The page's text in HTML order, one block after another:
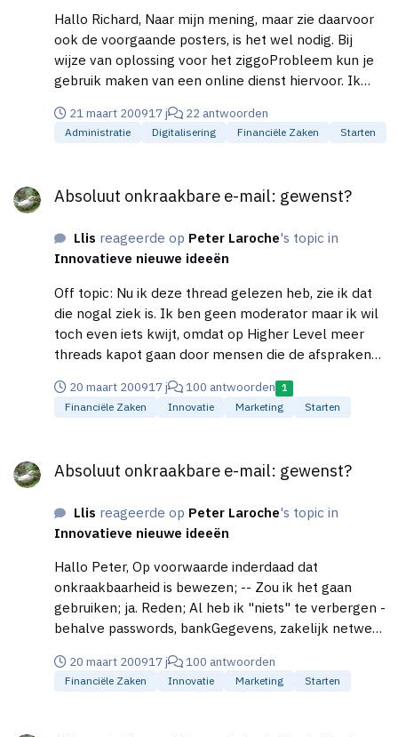
Hallo Richard, Naar mijn mening, maar zie daarvoor
ook de voorgaande posters, is het wel nodig. Bij
wijze van oplossing voor het ziggoProbleem kun je
gebruik maken van een online dienst hiervoor. Ik
googleTreffer: http://www.combell.com/nl/fax/faq/
Je krijgt dan een nummer uit je eigen regio. Maar
gebruikers.nl/forum/showthread.php?
Succes. Mvrgr Liset Karman
21 maart 200917 j 22 antwoorden
Administratie Digitalisering Financiële Zaken Starten
Absoluut onkraakbare e-mail: gewenst?
Llis reageerde op Peter Laroche's topic in
Innovatieve nieuwe ideeën
Off topic: Nu ik deze thread gelezen heb, zie ik dat
die nogal ziek is. Ik ben geen moderator maar ik wil
toch even iets kwijt, omdat op Higher Level meer
threads kapot gaan door mensen die de afspraken
bepaald heeft wat de topic is. Wil je het ergens
anders over hebben, dan start je een eigen thread.
bedoel met "ziek": Iemand die anoniem een kneus
20 maart 200917 j 100 antwoorden 1
Financiële Zaken Innovatie Marketing Starten
Absoluut onkraakbare e-mail: gewenst?
Llis reageerde op Peter Laroche's topic in
Innovatieve nieuwe ideeën
Hallo Peter, Op voorwaarde inderdaad dat
onkraakbaarheid is bewezen; -- Zou ik het gaan
gebruiken; ja. Reden; Al heb ik "niets" te verbergen -
behalve passwords, bankGegevens, zakelijk netwerk
overheid of wie ook mijn e-mails kan lezen. -- Zou
10 euro per jaar mij anders doen besluiten; nee. Dit
20 maart 200917 j 100 antwoorden
Financiële Zaken Innovatie Marketing Starten